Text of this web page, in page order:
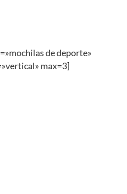
de deporte»
max=3]